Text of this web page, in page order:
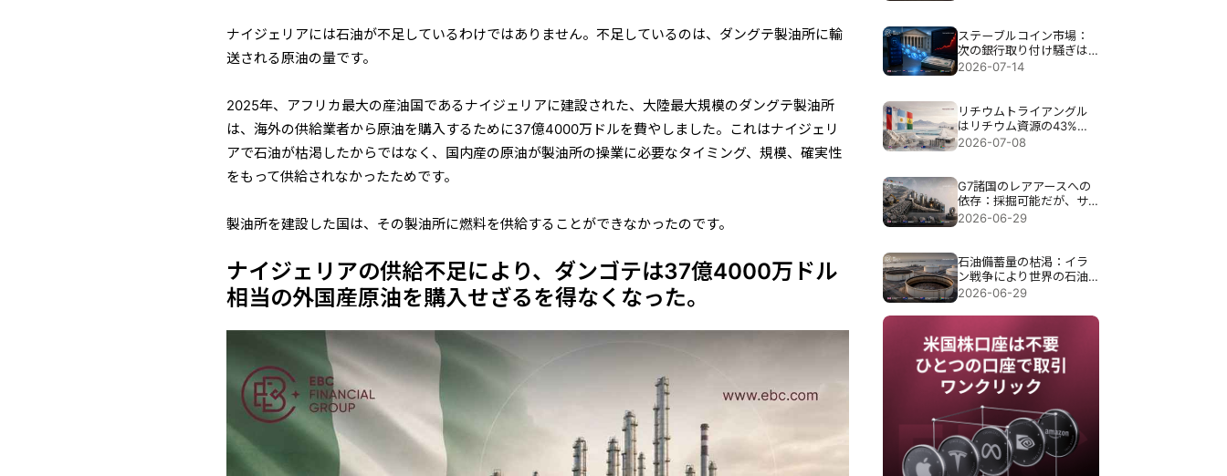
ナイジェリアには石油が不足しているわけではありません。不足しているのは、ダングテ製油所に輸
送される原油の量です。
2025年、アフリカ最大の産油国であるナイジェリアに建設された、大陸最大規模のダングテ製油所
は、海外の供給業者から原油を購入するために37億4000万ドルを費やしました。これはナイジェリ
アで石油が枯渇したからではなく、国内産の原油が製油所の操業に必要なタイミング、規模、確実性
をもって供給されなかったためです。
製油所を建設した国は、その製油所に燃料を供給することができなかったのです。
ナイジェリアの供給不足により、ダンゴテは37億4000万ドル
相当の外国産原油を購入せざるを得なくなった。
ステーブルコイン市場：
次の銀行取り付け騒ぎは
仮想通貨ウォレットから
2026-07-14
リチウムトライアングル
はリチウム資源の43%を
保有している。2028年に
2026-07-08
G7諸国のレアアースへの
依存：採掘可能だが、サ
プライチェーンの85％は
2026-06-29
石油備蓄量の枯渇：イラ
ン戦争により世界の石油
埋蔵量は40年ぶりの低水
2026-06-29